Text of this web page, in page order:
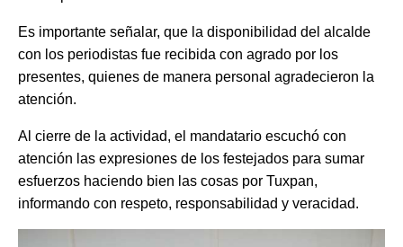
Es importante señalar, que la disponibilidad del alcalde
con los periodistas fue recibida con agrado por los
presentes, quienes de manera personal agradecieron la
atención.
Al cierre de la actividad, el mandatario escuchó con
atención las expresiones de los festejados para sumar
esfuerzos haciendo bien las cosas por Tuxpan,
informando con respeto, responsabilidad y veracidad.